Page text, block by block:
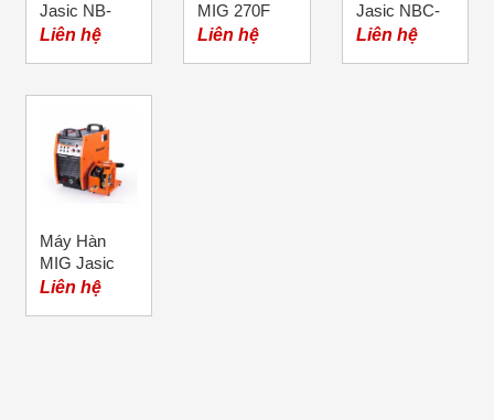
Jasic NB-
250E
Liên hệ
MIG 270F
Jasic
Liên hệ
Jasic NBC-
350 (N216)
Liên hệ
Máy Hàn
MIG Jasic
NBC-500
Liên hệ